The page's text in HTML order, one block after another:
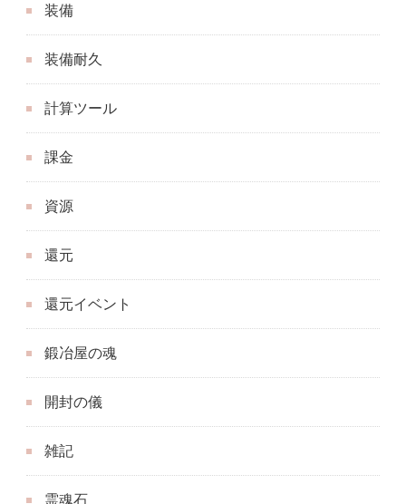
装備
装備耐久
計算ツール
課金
資源
還元
還元イベント
鍛冶屋の魂
開封の儀
雑記
霊魂石